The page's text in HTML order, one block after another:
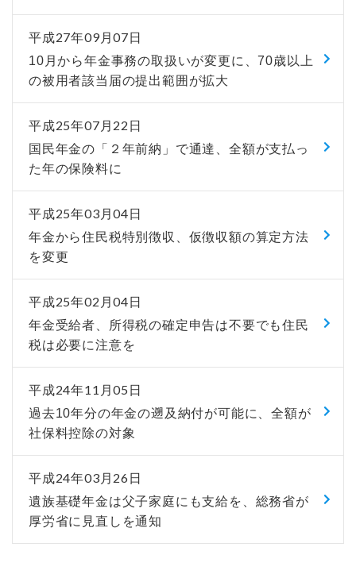
平成27年09月07日
10月から年金事務の取扱いが変更に、70歳以上
の被用者該当届の提出範囲が拡大
平成25年07月22日
国民年金の「２年前納」で通達、全額が支払っ
た年の保険料に
平成25年03月04日
年金から住民税特別徴収、仮徴収額の算定方法
を変更
平成25年02月04日
年金受給者、所得税の確定申告は不要でも住民
税は必要に注意を
平成24年11月05日
過去10年分の年金の遡及納付が可能に、全額が
社保料控除の対象
平成24年03月26日
遺族基礎年金は父子家庭にも支給を、総務省が
厚労省に見直しを通知